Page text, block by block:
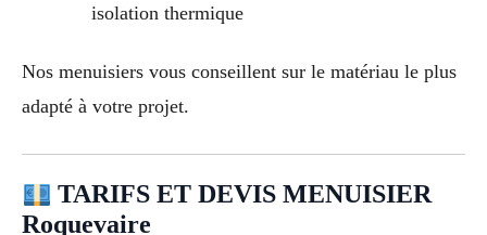
isolation thermique
Nos menuisiers vous conseillent sur le matériau le plus
adapté à votre projet.
TARIFS ET DEVIS MENUISIER
Roquevaire